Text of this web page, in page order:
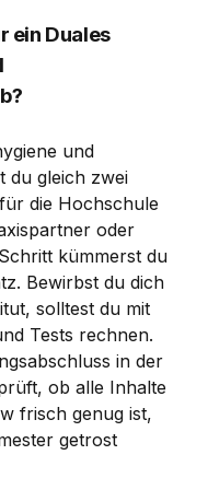
ein Duales
und
du gleich zwei
die Hochschule
oder
kümmerst du
Bewirbst du dich
solltest du mit
Tests rechnen.
in der
ob alle Inhalte
frisch genug ist,
getrost